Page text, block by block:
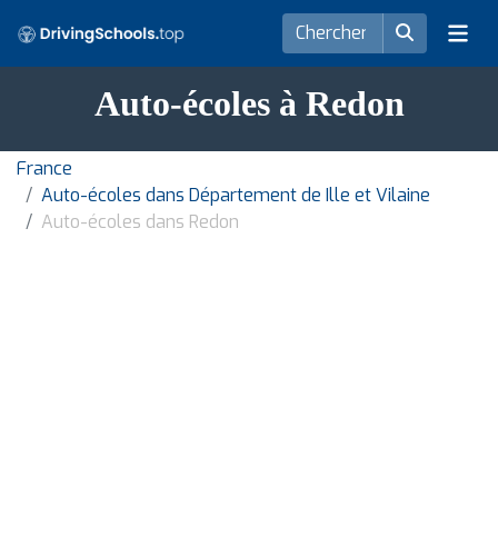
Auto-écoles à Redon
France
Auto-écoles dans Département de Ille et Vilaine
Auto-écoles dans Redon